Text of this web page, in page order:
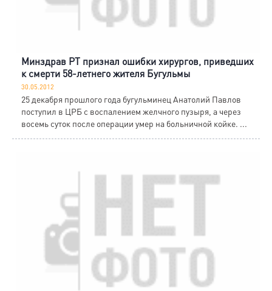
Минздрав РТ признал ошибки хирургов, приведших
к смерти 58-летнего жителя Бугульмы
30.05.2012
25 декабря прошлого года бугульминец Анатолий Павлов
поступил в ЦРБ с воспалением желчного пузыря, а через
восемь суток после операции умер на больничной койке. ...